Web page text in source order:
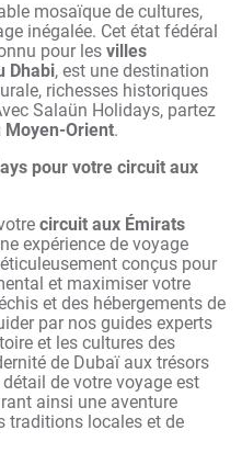
mosaïque de cultures,
inégalée. Cet état fédéral
pour les villes
Dhabi, est une destination
richesses historiques
Salaün Holidays, partez
Moyen-Orient.
pour votre circuit aux
circuit aux Émirats
expérience de voyage
conçus pour
et maximiser votre
et des hébergements de
par nos guides experts
et les cultures des
de Dubaï aux trésors
de votre voyage est
ainsi une aventure
traditions locales et de